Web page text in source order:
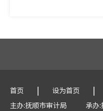
首页 | 设为首页 |
主办:抚顺市审计局
承办